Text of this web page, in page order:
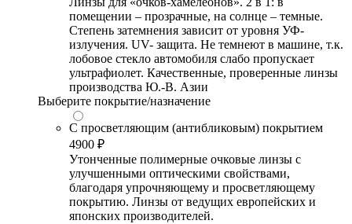
помещении – прозрачные, на солнце – темные.
Степень затемнения зависит от уровня УФ-
излучения. UV- защита. Не темнеют в машине, т.к.
лобовое стекло автомобиля слабо пропускает
ультрафиолет. Качественные, проверенные линзы
производства Ю.-В. Азии
Выберите покрытие/назначение
С просветляющим (антибликовым) покрытием
4900 ₽
Утонченные полимерные очковые линзы с
улучшенными оптическими свойствами,
благодаря упрочняющему и просветляющему
покрытию. Линзы от ведущих европейских и
японских производителей.